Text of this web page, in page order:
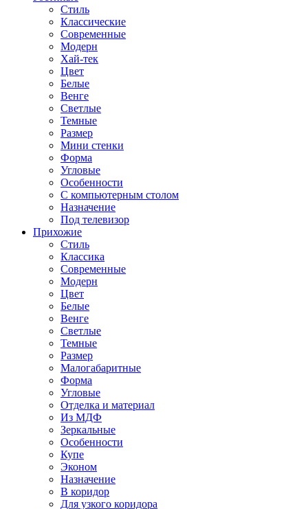
Стиль
Классические
Современные
Модерн
Хай-тек
Цвет
Белые
Венге
Светлые
Темные
Размер
Мини стенки
Форма
Угловые
Особенности
С компьютерным столом
Назначение
Под телевизор
Прихожие
Стиль
Классика
Современные
Модерн
Цвет
Белые
Венге
Светлые
Темные
Размер
Малогабаритные
Форма
Угловые
Отделка и материал
Из МДФ
Зеркальные
Особенности
Купе
Эконом
Назначение
В коридор
Для узкого коридора